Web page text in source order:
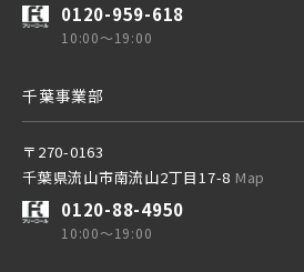
東京メトロ副都心線
京王井の頭線
京成本線
京成押上線
京成成田スカイアクセス線
0120-959-618
10:00～19:00
千葉事業部
〒270-0163
千葉県流山市南流山2丁目17-8 Map
0120-88-4950
10:00～19:00